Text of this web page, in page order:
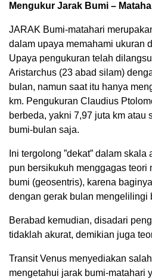
Mengukur Jarak Bumi –
JARAK Bumi-matahari
dalam upaya memahami ukuran
Upaya pengukuran telah
Aristarchus (23 abad silam)
bulan, namun saat itu hanya
km. Pengukuran Claudius
berbeda, yakni 7,97 juta km atau
bumi-bulan saja.
Ini tergolong ”dekat” dalam
pun bersikukuh menggagas teori
bumi (geosentris), karena
dengan gerak bulan mengelilingi
Berabad kemudian, disadari
tidaklah akurat, demikian juga
Transit Venus menyediakan
mengetahui jarak bumi-matahari